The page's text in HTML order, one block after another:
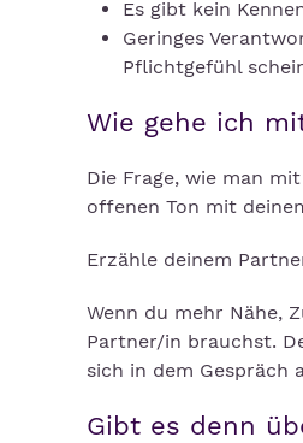
Es gibt kein
Geringes
Pflichtgefühl
Wie gehe ich
Die Frage, wie man
offenen Ton mit
Erzähle deinem
Wenn du mehr Nähe,
Partner/in brauchst.
sich in dem Gespräch
Gibt es denn